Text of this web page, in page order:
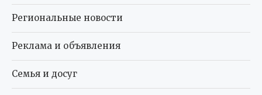
Региональные новости
Реклама и объявления
Семья и досуг